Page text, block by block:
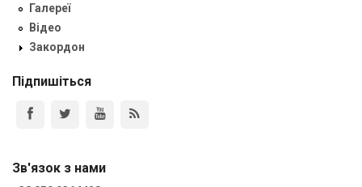
Галереї
Відео
Закордон
Підпишіться
Зв'язок з нами